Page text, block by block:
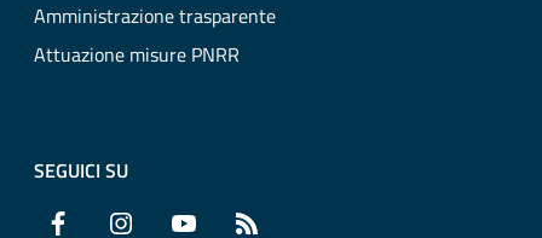
Amministrazione trasparente
Attuazione misure PNRR
SEGUICI SU
Facebook Instagram YouTube